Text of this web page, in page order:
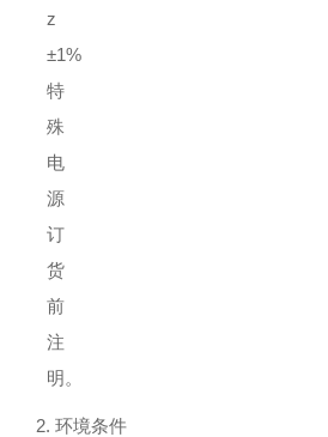
z
±1%
特
殊
电
源
订
货
前
注
明 。
2. 环境条件